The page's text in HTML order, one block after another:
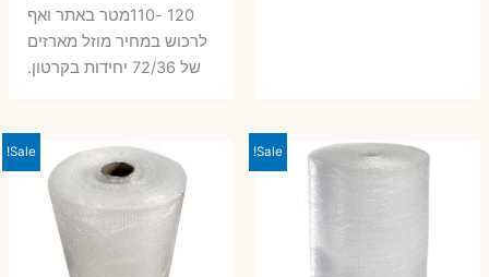
120 -110מטר באתר ואף
לרכוש במחיר מוזל מארזים
של 72/36 יחידות בקרטון.
Sale!
Sale!